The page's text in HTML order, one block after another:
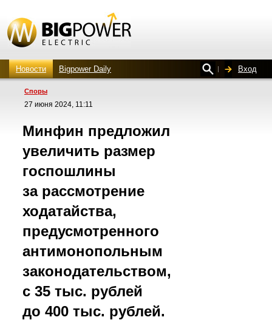
Новости Bigpower Daily Вход
Споры
27 июня 2024, 11:11
Минфин предложил
увеличить размер
госпошлины
за рассмотрение
ходатайства,
предусмотренного
антимонопольным
законодательством,
с 35 тыс. рублей
до 400 тыс. рублей.